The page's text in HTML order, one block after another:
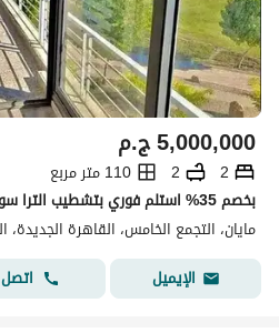
ج.م5,000,000
2
2
110 متر مربع
مايان، التجمع الخامس، القاهرة الجديدة،
الإيميل
اتصل